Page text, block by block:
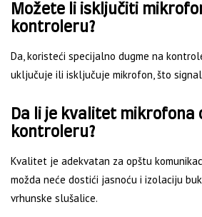
Možete li isključiti
kontroleru?
Da, koristeći specijalno dugme na
uključuje ili isključuje mikrofon, što
Da li je kvalitet mikrofona
kontroleru?
Kvalitet je adekvatan za opštu
možda neće dostići jasnoću i izolaciju
vrhunske slušalice.